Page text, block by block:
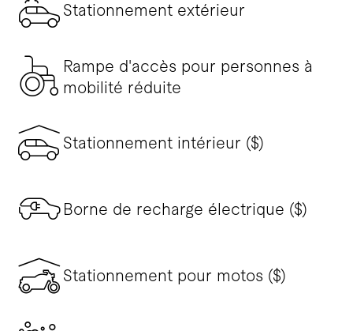
Stationnement extérieur
Rampe d'accès pour personnes à
mobilité réduite
Stationnement intérieur ($)
Borne de recharge électrique ($)
Stationnement pour motos ($)